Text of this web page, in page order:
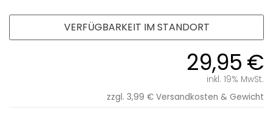
29,95 €
inkl. 19% MwSt.
zzgl. 3,99 € Versandkosten & Gewicht
VERFÜGBARKEIT IM STANDORT